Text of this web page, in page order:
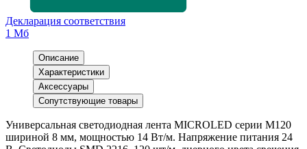
Декларация соответствия
1 Мб
Описание
Характеристики
Аксессуары
Сопутствующие товары
Универсальная светодиодная лента MICROLED серии M120
шириной 8 мм, мощностью 14 Вт/м. Напряжение питания 24